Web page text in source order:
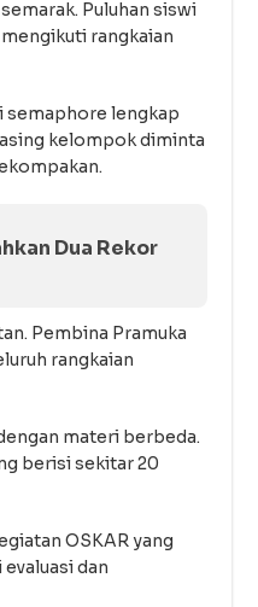
Puluhan siswi
rangkaian
semaphore lengkap
kelompok diminta
Dua Rekor
Pembina Pramuka
rangkaian
materi berbeda.
berisi sekitar 20
OSKAR yang
dan